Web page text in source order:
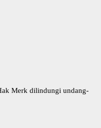
Merk dilindungi undang-